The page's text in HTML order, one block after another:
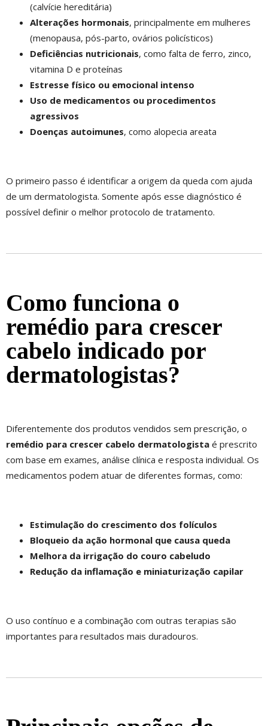
(calvície hereditária)
Alterações hormonais, principalmente em mulheres
(menopausa, pós-parto, ovários policísticos)
Deficiências nutricionais, como falta de ferro, zinco,
vitamina D e proteínas
Estresse físico ou emocional intenso
Uso de medicamentos ou procedimentos
agressivos
Doenças autoimunes, como alopecia areata
O primeiro passo é identificar a origem da queda com ajuda
de um dermatologista. Somente após esse diagnóstico é
possível definir o melhor protocolo de tratamento.
Como funciona o
remédio para crescer
cabelo indicado por
dermatologistas?
Diferentemente dos produtos vendidos sem prescrição, o
remédio para crescer cabelo dermatologista é prescrito
com base em exames, análise clínica e resposta individual. Os
medicamentos podem atuar de diferentes formas, como:
Estimulação do crescimento dos folículos
Bloqueio da ação hormonal que causa queda
Melhora da irrigação do couro cabeludo
Redução da inflamação e miniaturização capilar
O uso contínuo e a combinação com outras terapias são
importantes para resultados mais duradouros.